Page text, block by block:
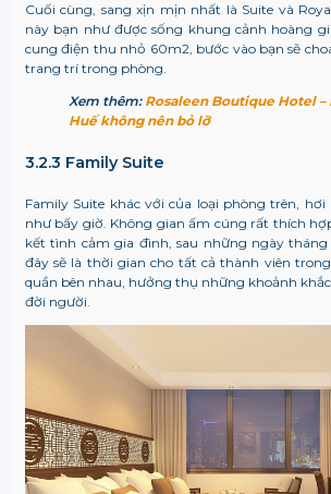
Cuối cùng, sang xịn mịn nhất là Suite và
này bạn như được sống khung cảnh hoàng
cung điện thu nhỏ 60m2, bước vào bạn sẽ
trang trí trong phòng.
Xem thêm: Rosaleen Boutique Hotel –
Huế không nên bỏ lỡ
3.2.3 Family Suite
Family Suite khác với của loại phòng trên,
như bấy giờ. Không gian ấm cúng rất thích
kết tình cảm gia đình, sau những ngày tháng
đây sẽ là thời gian cho tất cả thành viên
quần bên nhau, hưởng thụ những khoảnh
đời người.